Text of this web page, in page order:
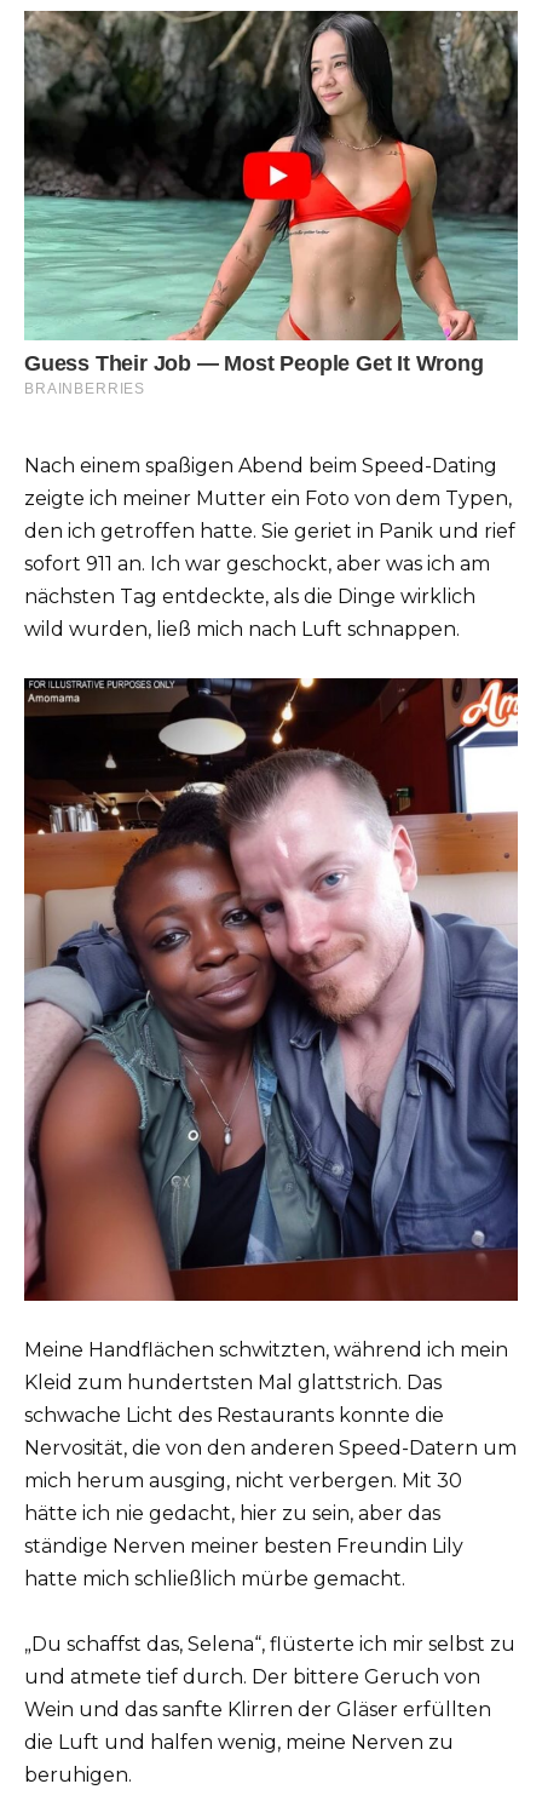
Nach einem spaßigen Abend beim Speed-Dating
zeigte ich meiner Mutter ein Foto von dem Typen,
den ich getroffen hatte. Sie geriet in Panik und rief
sofort 911 an. Ich war geschockt, aber was ich am
nächsten Tag entdeckte, als die Dinge wirklich
wild wurden, ließ mich nach Luft schnappen.
Meine Handflächen schwitzten, während ich mein
Kleid zum hundertsten Mal glattstrich. Das
schwache Licht des Restaurants konnte die
Nervosität, die von den anderen Speed-Datern um
mich herum ausging, nicht verbergen. Mit 30
hätte ich nie gedacht, hier zu sein, aber das
ständige Nerven meiner besten Freundin Lily
hatte mich schließlich mürbe gemacht.
„Du schaffst das, Selena“, flüsterte ich mir selbst zu
und atmete tief durch. Der bittere Geruch von
Wein und das sanfte Klirren der Gläser erfüllten
die Luft und halfen wenig, meine Nerven zu
beruhigen.